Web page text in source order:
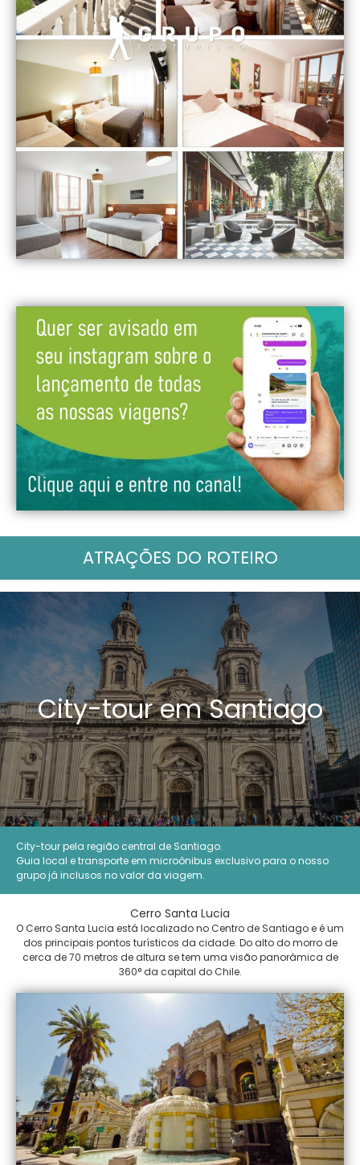
ATRAÇÕES DO ROTEIRO
City-tour em Santiago
City-tour pela região central de Santiago.
Guia local e transporte em microônibus exclusivo para o nosso
grupo já inclusos no valor da viagem.
Cerro Santa Lucia
O Cerro Santa Lucia está localizado no Centro de Santiago e é um
dos principais pontos turísticos da cidade. Do alto do morro de
cerca de 70 metros de altura se tem uma visão panorâmica de
360° da capital do Chile.